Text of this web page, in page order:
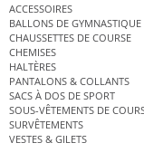
ACCESSOIRES
BALLONS DE GYMNASTIQUE
CHAUSSETTES DE COURSE
CHEMISES
HALTÈRES
PANTALONS & COLLANTS
SACS À DOS DE SPORT
SOUS-VÊTEMENTS DE
SURVÊTEMENTS
VESTES & GILETS